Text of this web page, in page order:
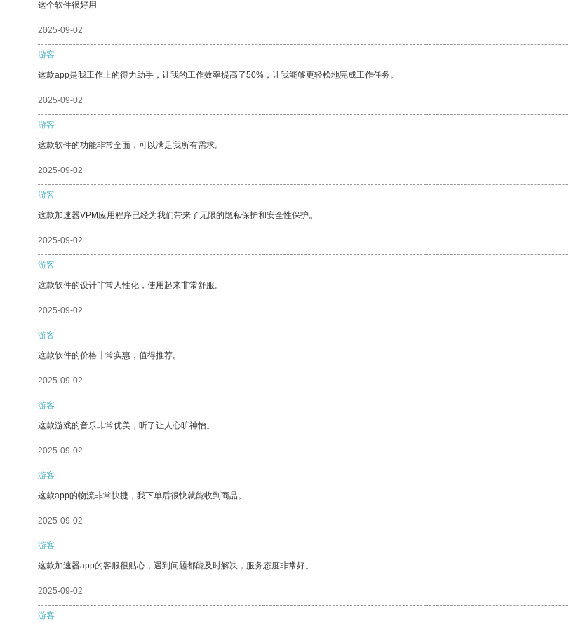
这个软件很好用
2025-09-02
游客
这款app是我工作上的得力助手，让我的工作效率提高了50%，让我能够更轻松地完成工作任务。
2025-09-02
游客
这款软件的功能非常全面，可以满足我所有需求。
2025-09-02
游客
这款加速器VPM应用程序已经为我们带来了无限的隐私保护和安全性保护。
2025-09-02
游客
这款软件的设计非常人性化，使用起来非常舒服。
2025-09-02
游客
这款软件的价格非常实惠，值得推荐。
2025-09-02
游客
这款游戏的音乐非常优美，听了让人心旷神怡。
2025-09-02
游客
这款app的物流非常快捷，我下单后很快就能收到商品。
2025-09-02
游客
这款加速器app的客服很贴心，遇到问题都能及时解决，服务态度非常好。
2025-09-02
游客